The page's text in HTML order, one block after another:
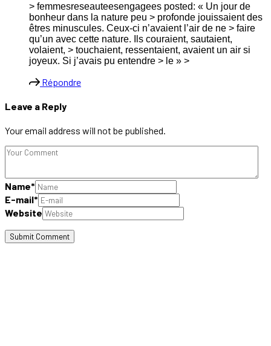
> femmesreseauteesengagees posted: « Un jour de
bonheur dans la nature peu > profonde jouissaient des
êtres minuscules. Ceux-ci n’avaient l’air de ne > faire
qu’un avec cette nature. Ils couraient, sautaient,
volaient, > touchaient, ressentaient, avaient un air si
joyeux. Si j’avais pu entendre > le » >
Répondre
Leave a Reply
Your email address will not be published.
Name*
E-mail*
Website